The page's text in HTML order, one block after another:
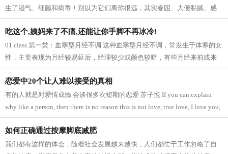
生了湿气、细菌和病毒！别以为它们离你很远，其实春困、大便黏腻、感
冒、咽炎、喉咙发炎、牙龈肿痛等等这...
吃这个,姨妈来了不痛,还能让你手脚不再冰冷!
01 class 第一类：血寒型月经不调 这种血寒型月经不调，常发生于体寒的女
性，主要表现为月经较易延后，经理较少或颜色较暗，有些月经来前或来
潮时小腹冷痛，剧烈时甚至脸色发青，...
恋爱中20个让人难以接受的真相
有的人就是对爱情成瘾 会谈很多次短期的恋爱 苏子悦 If you can explain
why like a person, then there is no reason this is not love, true love, I love you,
do not know why. 如果你能解释为什么会喜欢一个人，那...
如何正确通过按摩脚底减肥
我们都有这样的体会，随着社会发展越来越快，人们都忙于工作忽略了自